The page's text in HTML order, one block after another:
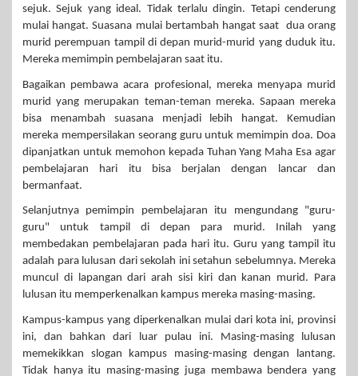
sejuk. Sejuk yang ideal. Tidak terlalu dingin. Tetapi cenderung
mulai hangat. Suasana mulai bertambah hangat saat dua orang
murid perempuan tampil di depan murid-murid yang duduk itu.
Mereka memimpin pembelajaran saat itu.
Bagaikan pembawa acara profesional, mereka menyapa murid
murid yang merupakan teman-teman mereka. Sapaan mereka
bisa menambah suasana menjadi lebih hangat. Kemudian
mereka mempersilakan seorang guru untuk memimpin doa. Doa
dipanjatkan untuk memohon kepada Tuhan Yang Maha Esa agar
pembelajaran hari itu bisa berjalan dengan lancar dan
bermanfaat.
Selanjutnya pemimpin pembelajaran itu mengundang "guru-
guru" untuk tampil di depan para murid. Inilah yang
membedakan pembelajaran pada hari itu. Guru yang tampil itu
adalah para lulusan dari sekolah ini setahun sebelumnya. Mereka
muncul di lapangan dari arah sisi kiri dan kanan murid. Para
lulusan itu memperkenalkan kampus mereka masing-masing.
Kampus-kampus yang diperkenalkan mulai dari kota ini, provinsi
ini, dan bahkan dari luar pulau ini. Masing-masing lulusan
memekikkan slogan kampus masing-masing dengan lantang.
Tidak hanya itu masing-masing juga membawa bendera yang